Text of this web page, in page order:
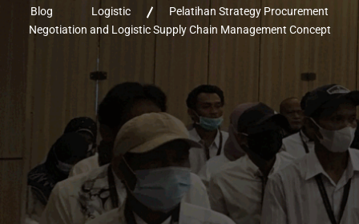
Blog
Logistic
Pelatihan Strategy Procurement
Negotiation and Logistic Supply Chain Management Concept